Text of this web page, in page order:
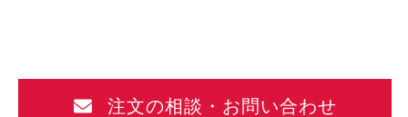
注文の相談・お問い合わせ